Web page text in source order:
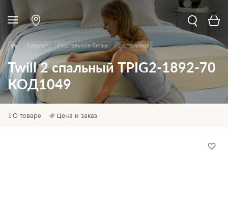
Каталог Постельное белье 2-спальное
Twill 2 спальный TPIG2-1892-70
КОД1049
О товаре Цена и заказ